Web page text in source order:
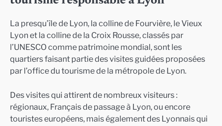
La presqu’île de Lyon, la colline de Fourvière, le Vieux
Lyon et la colline de la Croix Rousse, classés par
l’UNESCO comme patrimoine mondial, sont les
quartiers faisant partie des visites guidées proposées
par l’office du tourisme de la métropole de Lyon.
Des visites qui attirent de nombreux visiteurs :
régionaux, Français de passage à Lyon, ou encore
touristes européens, mais également des Lyonnais qui